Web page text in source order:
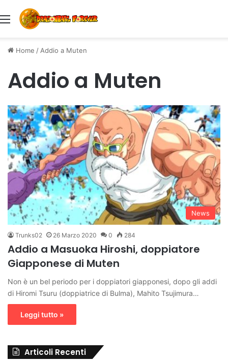
Menu
Home / Addio a Muten
Addio a Muten
News
Trunks02 26 Marzo 2020 0 284
Addio a Masuoka Hiroshi, doppiatore
Giapponese di Muten
Non è un bel periodo per i doppiatori giapponesi, dopo gli addi
di Hiromi Tsuru (doppiatrice di Bulma), Mahito Tsujimura…
Leggi tutto »
Articoli Recenti